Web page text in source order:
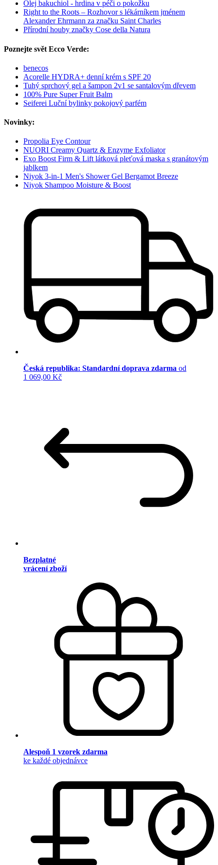
Olej bakuchiol - hrdina v péči o pokožku
Right to the Roots – Rozhovor s lékárníkem jménem
Alexander Ehrmann za značku Saint Charles
Přírodní houby značky Cose della Natura
Poznejte svět Ecco Verde:
benecos
Acorelle HYDRA+ denní krém s SPF 20
Tuhý sprchový gel a šampon 2v1 se santalovým dřevem
100% Pure Super Fruit Balm
Seiferei Luční bylinky pokojový parfém
Novinky:
Propolia Eye Contour
NUORI Creamy Quartz & Enzyme Exfoliator
Exo Boost Firm & Lift látková pleťová maska s granátovým
jablkem
Niyok 3-in-1 Men's Shower Gel Bergamot Breeze
Niyok Shampoo Moisture & Boost
Česká republika: Standardní doprava zdarma od
1 069,00 Kč
Bezplatné
vrácení zboží
Alespoň 1 vzorek zdarma
ke každé objednávce